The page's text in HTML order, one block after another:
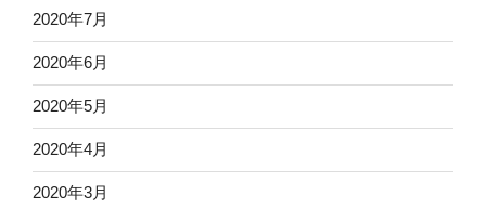
2020年7月
2020年6月
2020年5月
2020年4月
2020年3月